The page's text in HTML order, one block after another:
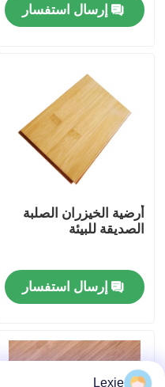
أشرطة فيديو
معلومات عنا
جولة في المعمل
مراقبة الجودة
اتصل بنا
أخبار
مادة خام الخيزران
إرسال استفسار
أرضية الخيزران الصلبة
الصديقة للبيئة
إرسال استفسار
Lexie